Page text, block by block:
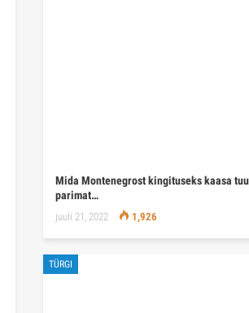
Mida Montenegrost kingituseks kaasa
parimat…
juuli 21, 2022 1,926
TÜRGI